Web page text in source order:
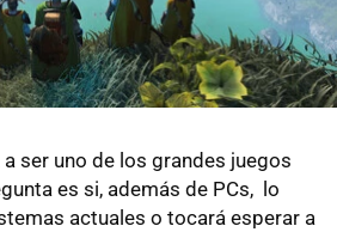
a ser uno de los grandes juegos
es si, además de PCs, lo
actuales o tocará esperar a